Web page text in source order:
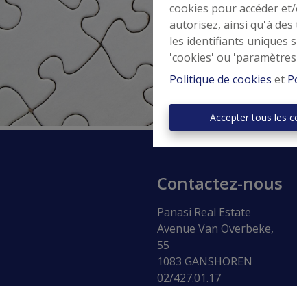
cookies pour accéder
autorisez, ainsi qu'à
les identifiants uniques
'cookies' ou
Politique de cookies et
Accepter tous les
Contactez-nous
Panasi Real Estate
Avenue Van Overbeke,
55
1083 GANSHOREN
02/427.01.17